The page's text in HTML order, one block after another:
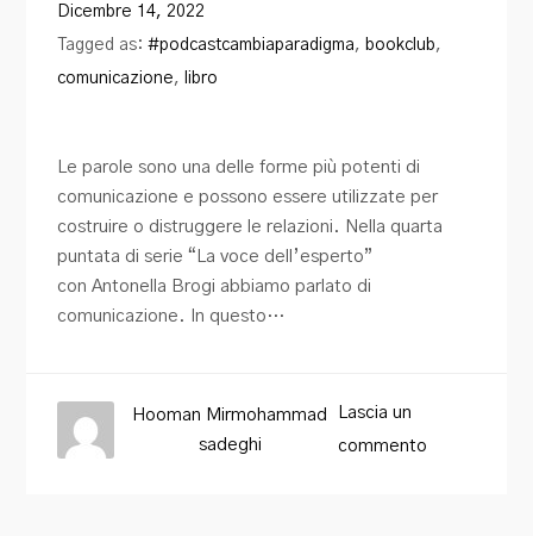
Contatti
Dicembre 14, 2022
Tagged as:#podcastcambiaparadigma, bookclub,
comunicazione, libro
Le parole sono una delle forme più potenti di
comunicazione e possono essere utilizzate per
costruire o distruggere le relazioni. Nella quarta
puntata di serie “La voce dell’esperto”
con Antonella Brogi abbiamo parlato di
comunicazione. In questo…
Lascia un
commento
Hooman Mirmohammad
sadeghi